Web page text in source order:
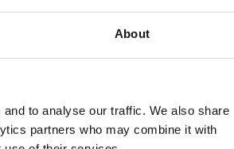
About
to analyse our traffic. We also share
partners who may combine it with